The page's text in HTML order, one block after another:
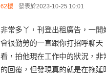
62樓 發表於2023-10-25 10:01
非常多丫，刊登出租廣告，一開
會很勤勞的一直跟你打招呼聊
看，拍他現在工作中的狀況，
的回覆，但發現真的就是在拖